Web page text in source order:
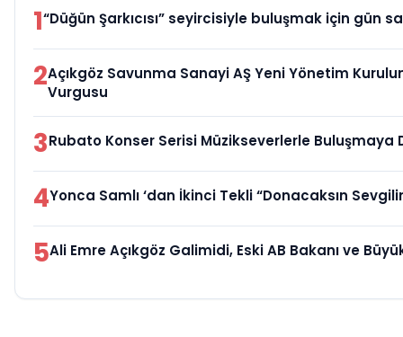
1“Düğün Şarkıcısı” seyircisiyle buluşmak için gün
2Açıkgöz Savunma Sanayi AŞ Yeni Yönetim
Vurgusu
3Rubato Konser Serisi Müzikseverlerle Buluşmaya
4Yonca Samlı ‘dan İkinci Tekli “Donacaksın
5Ali Emre Açıkgöz Galimidi, Eski AB Bakanı ve